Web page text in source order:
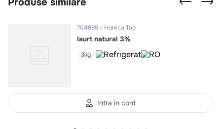
704889 Horeca Top
Iaurt natural 3%
3kg
Intra in cont